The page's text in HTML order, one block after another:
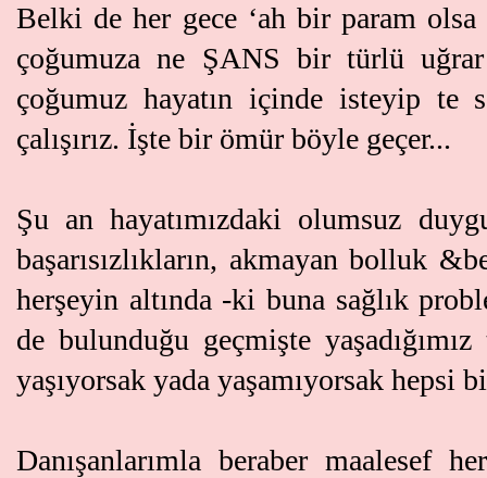
Belki de her gece ‘ah bir param
çoğumuza ne ŞANS bir türlü
çoğumuz hayatın içinde isteyip te
çalışırız. İşte bir ömür böyle geçer...
Şu an hayatımızdaki olumsuz
başarısızlıkların, akmayan bolluk
herşeyin altında -ki buna sağlık
de bulunduğu geçmişte
yaşıyorsak yada yaşamıyorsak hepsi
Danışanlarımla beraber maalesef